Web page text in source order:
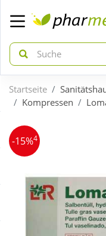
zurück
ÜBERSICHT AKTIONEN
Gratis dazu
zurück
ÜBERSICHT
Bio & Genuss
Startseite
Kompressen
-15%4